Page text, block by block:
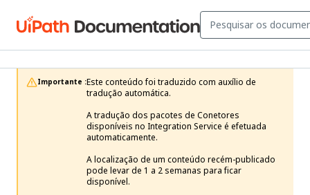
Importante :Este conteúdo foi traduzido com auxílio de
tradução automática.
A tradução dos pacotes de Conetores
disponíveis no Integration Service é efetuada
automaticamente.
A localização de um conteúdo recém-publicado
pode levar de 1 a 2 semanas para ficar
disponível.